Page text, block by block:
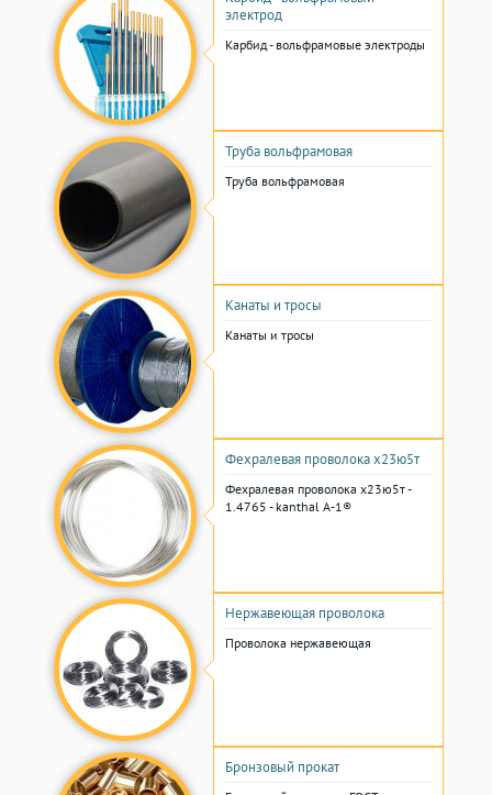
электрод
Карбид - вольфрамовые электроды
Труба вольфрамовая
Труба вольфрамовая
Канаты и тросы
Канаты и тросы
Фехралевая проволока х23ю5т
Фехралевая проволока х23ю5т -
1.4765 - kanthal A-1®
Нержавеющая проволока
Проволока нержавеющая
Бронзовый прокат